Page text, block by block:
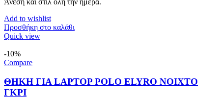
Άνεση και στιλ όλη την ημέρα.
Add to wishlist
Προσθήκη στο καλάθι
Quick view
-10%
Compare
ΘΗΚΗ ΓΙΑ LAPTOP POLO ELYRO ΝΟΙΧΤΟ
ΓΚΡΙ